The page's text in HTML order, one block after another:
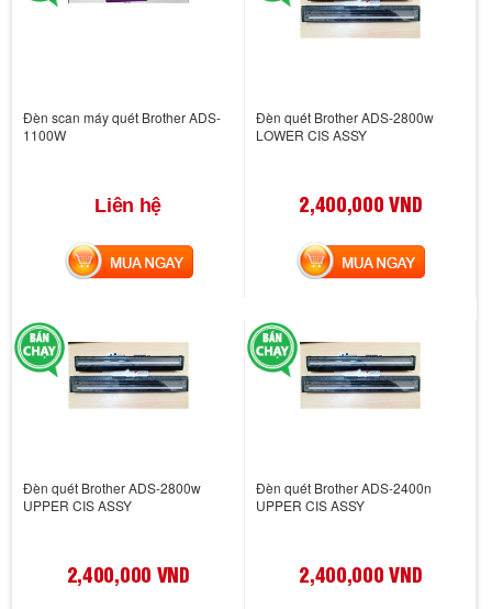
Đèn scan máy quét Brother ADS-
1100W
Liên hệ
MUA NGAY
Đèn quét Brother ADS-2800w
LOWER CIS ASSY
2,400,000 VND
MUA NGAY
Đèn quét Brother ADS-2800w
UPPER CIS ASSY
2,400,000 VND
Đèn quét Brother ADS-2400n
UPPER CIS ASSY
2,400,000 VND